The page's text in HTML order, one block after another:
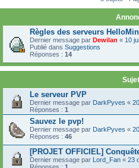
Règles des serveurs
Dernier message par Dewilan « 10
Publié dans Suggestions
Réponses : 14
Le serveur PVP
Dernier message par DarkPyves «
Réponses : 1
Sauvez le pvp!
Dernier message par DarkPyves «
Réponses : 46
[PROJET OFFICIEL]
Dernier message par Lord_Fan « 23